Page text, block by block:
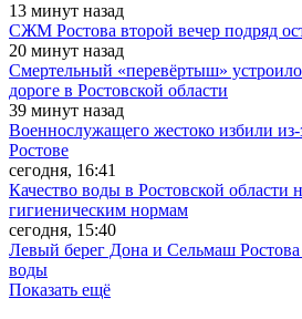
13 минут назад
СЖМ Ростова второй вечер подряд
20 минут назад
Смертельный «перевёртыш»
дороге в Ростовской области
39 минут назад
Военнослужащего жестоко избили из-
Ростове
сегодня, 16:41
Качество воды в Ростовской области
гигиеническим нормам
сегодня, 15:40
Левый берег Дона и Сельмаш Ростова
воды
Показать ещё